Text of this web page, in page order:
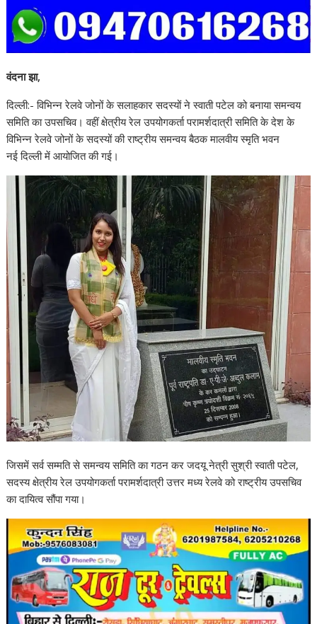
वंदना झा,
दिल्ली:- विभिन्न रेलवे जोनों के सलाहकार सदस्यों ने स्वाती पटेल को बनाया समन्वय
समिति का उपसचिव। वहीं क्षेत्रीय रेल उपयोगकर्ता परामर्शदात्री समिति के देश के
विभिन्न रेलवे जोनों के सदस्यों की राष्ट्रीय समन्वय बैठक मालवीय स्मृति भवन
नई दिल्ली में आयोजित की गई।
जिसमें सर्व सम्मति से समन्वय समिति का गठन कर जदयू नेत्री सुश्री स्वाती पटेल,
सदस्य क्षेत्रीय रेल उपयोगकर्ता परामर्शदात्री उत्तर मध्य रेलवे को राष्ट्रीय उपसचिव
का दायित्व सौंपा गया।